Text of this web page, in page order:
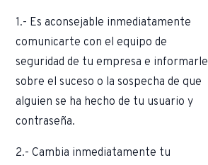
1.- Es aconsejable inmediatamente
comunicarte con el equipo de
seguridad de tu empresa e informarle
sobre el suceso o la sospecha de que
alguien se ha hecho de tu usuario y
contraseña.
2.- Cambia inmediatamente tu